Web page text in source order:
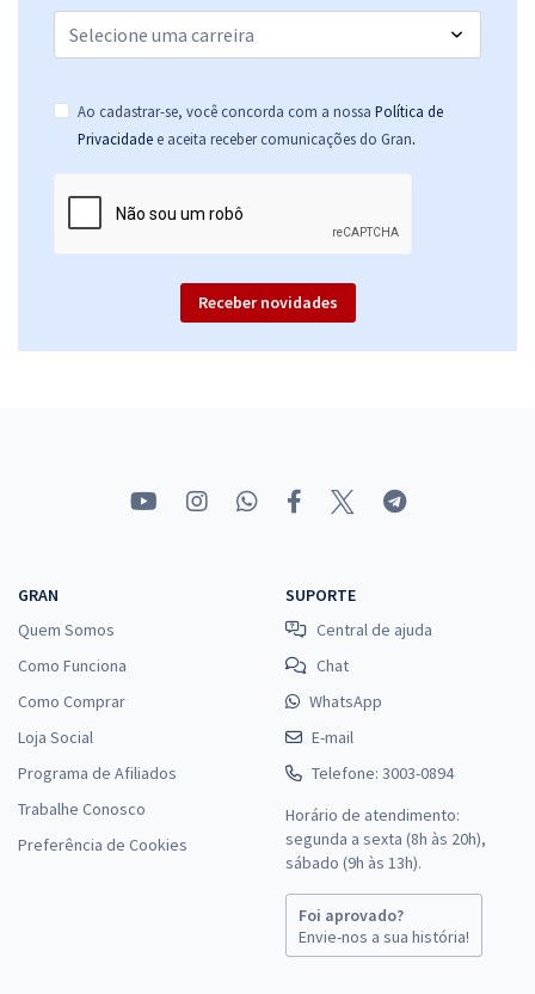
Ao cadastrar-se, você concorda com a nossa Política de
Privacidade e aceita receber comunicações do Gran.
Receber novidades
GRAN
Quem Somos
Como Funciona
Como Comprar
Loja Social
Programa de Afiliados
Trabalhe Conosco
Preferência de Cookies
SUPORTE
Central de ajuda
Chat
WhatsApp
E-mail
Telefone: 3003-0894
Horário de atendimento:
segunda a sexta (8h às 20h),
sábado (9h às 13h).
Foi aprovado?
Envie-nos a sua história!